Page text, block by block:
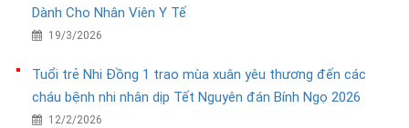
Dành Cho Nhân Viên Y Tế
19/3/2026
Tuổi trẻ Nhi Đồng 1 trao mùa xuân yêu thương đến các
cháu bệnh nhi nhân dịp Tết Nguyên đán Bính Ngọ 2026
12/2/2026